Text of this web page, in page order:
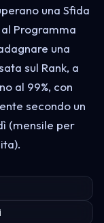
una Sfida
Programma
una
sul Rank, a
al 99%, con
secondo un
(mensile per